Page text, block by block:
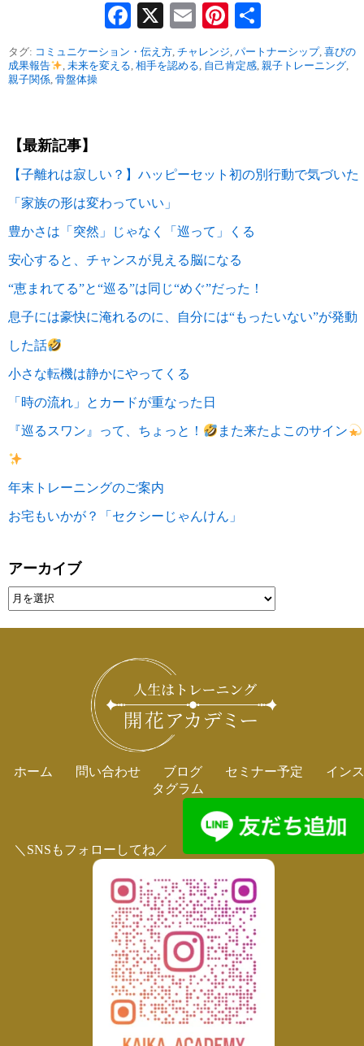
Facebook
X EmailPinterest
有
タグ: コミュニケーション・伝え方, チャレンジ, パートナーシップ, 喜びの
成果報告
, 未来を変える, 相手を認める, 自己肯定感, 親子トレーニング,
親子関係, 骨盤体操
【最新記事】
【子離れは寂しい？】ハッピーセット初の別行動で気づいた
「家族の形は変わっていい」
豊かさは「突然」じゃなく「巡って」くる
安心すると、チャンスが見える脳になる
“恵まれてる”と“巡る”は同じ“めぐ”だった！
息子には豪快に淹れるのに、自分には“もったいない”が発動
した話
小さな転機は静かにやってくる
「時の流れ」とカードが重なった日
『巡るスワン』って、ちょっと！ また来たよこのサイン
年末トレーニングのご案内
お宅もいかが？「セクシーじゃんけん」
アーカイブ
ホーム 問い合わせ ブログ セミナー予定
インス
タグラム
＼SNSもフォローしてね／